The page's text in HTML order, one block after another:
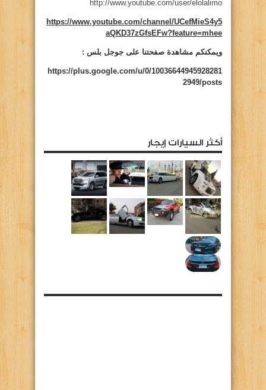
http://www.youtube.com/user/elolalimo
https://www.youtube.com/channel/UCefMieS4y5
aQKD37zGfsEFw?feature=mhee
ويمكنكم مشاهدة صفحتنا على جوجل بلس :
https://plus.google.com/u/0/10036644945928281
2949/posts
أكثر السيارات إيجار